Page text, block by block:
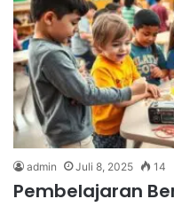
admin Juli 8, 2025 14
Pembelajaran